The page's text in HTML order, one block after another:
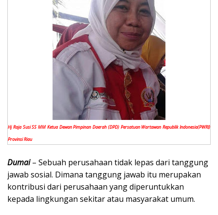
Hj Raja Susi SS MM Ketua Dewan Pimpinan Daerah (DPD) Persatuan Wartawan Republik Indonesia(PWRI)
Provinsi Riau
Dumai– Sebuah perusahaan tidak lepas dari tanggung
jawab sosial. Dimana tanggung jawab itu merupakan
kontribusi dari perusahaan yang diperuntukkan
kepada lingkungan sekitar atau masyarakat umum.